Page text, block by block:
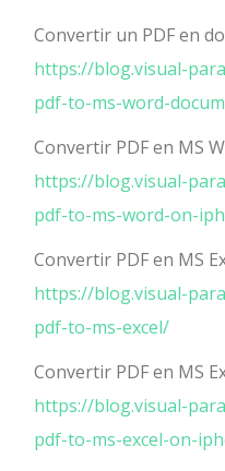
Convertir un PDF en
https://blog.visual-
pdf-to-ms-word-
Convertir PDF en MS
https://blog.visual-
pdf-to-ms-word-on-
Convertir PDF en MS
https://blog.visual-
pdf-to-ms-excel/
Convertir PDF en MS
https://blog.visual-
pdf-to-ms-excel-on-